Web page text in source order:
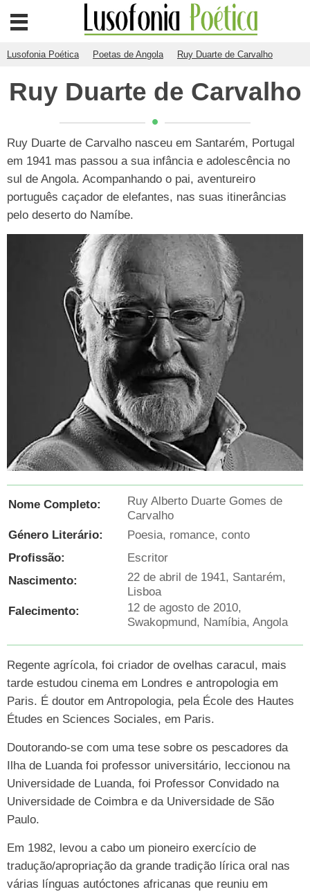
Lusofonia Poética Poetas de Angola Ruy Duarte de Carvalho
Ruy Duarte de Carvalho
Ruy Duarte de Carvalho nasceu em Santarém, Portugal
em 1941 mas passou a sua infância e adolescência no
sul de Angola. Acompanhando o pai, aventureiro
português caçador de elefantes, nas suas itinerâncias
pelo deserto do Namíbe.
Nome Completo:
Ruy Alberto Duarte Gomes de
Carvalho
Género Literário:
Poesia, romance, conto
Profissão:
Escritor
Nascimento:
22 de abril de 1941, Santarém,
Lisboa
Falecimento:
12 de agosto de 2010,
Swakopmund, Namíbia, Angola
Regente agrícola, foi criador de ovelhas caracul, mais
tarde estudou cinema em Londres e antropologia em
Paris. É doutor em Antropologia, pela École des Hautes
Études en Sciences Sociales, em Paris.
Doutorando-se com uma tese sobre os pescadores da
Ilha de Luanda foi professor universitário, leccionou na
Universidade de Luanda, foi Professor Convidado na
Universidade de Coimbra e da Universidade de São
Paulo.
Em 1982, levou a cabo um pioneiro exercício de
tradução/apropriação da grande tradição lírica oral nas
várias línguas autóctones africanas que reuniu em